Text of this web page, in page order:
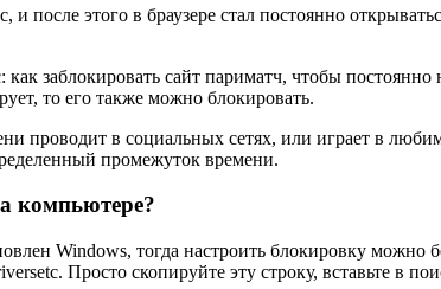
после этого в браузере стал постоянно
заблокировать сайт париматч, чтобы
то его также можно блокировать.
проводит в социальных сетях, или играет в
промежуток времени.
компьютере?
Windows, тогда настроить блокировку
. Просто скопируйте эту строку, вставьте в